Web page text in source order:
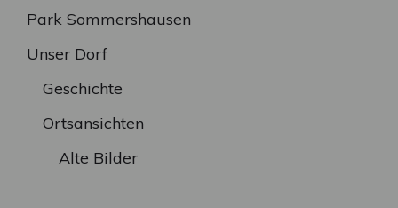
Park Sommershausen
Unser Dorf
Geschichte
Ortsansichten
Alte Bilder